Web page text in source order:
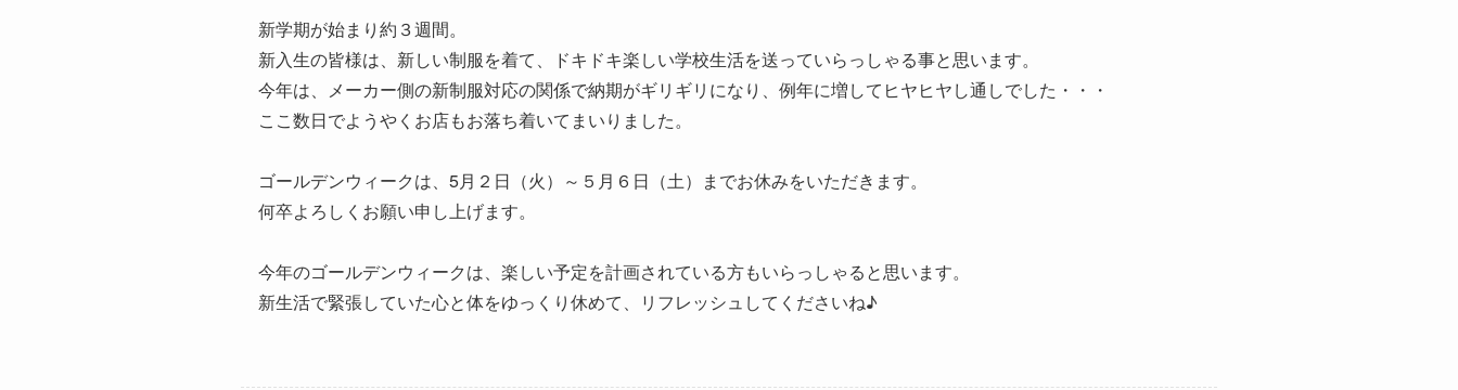
新学期が始まり約３週間。
新入生の皆様は、新しい制服を着て、ドキドキ楽しい学校生活を送っていらっしゃる事と思います。
今年は、メーカー側の新制服対応の関係で納期がギリギリになり、例年に増してヒヤヒヤし通しでした・・・
ここ数日でようやくお店もお落ち着いてまいりました。
ゴールデンウィークは、5月２日（火）～５月６日（土）までお休みをいただきます。
何卒よろしくお願い申し上げます。
今年のゴールデンウィークは、楽しい予定を計画されている方もいらっしゃると思います。
新生活で緊張していた心と体をゆっくり休めて、リフレッシュしてくださいね♪